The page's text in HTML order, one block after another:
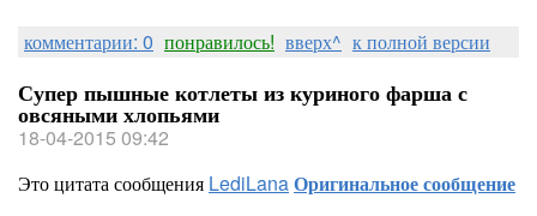
комментарии: 0 понравилось! вверх^ к полной версии
Супер пышные котлеты из куриного фарша с
овсяными хлопьями
18-04-2015 09:42
Это цитата сообщения LediLanaОригинальное сообщение